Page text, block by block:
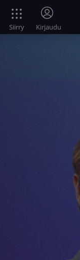
Siirry Kirjaudu